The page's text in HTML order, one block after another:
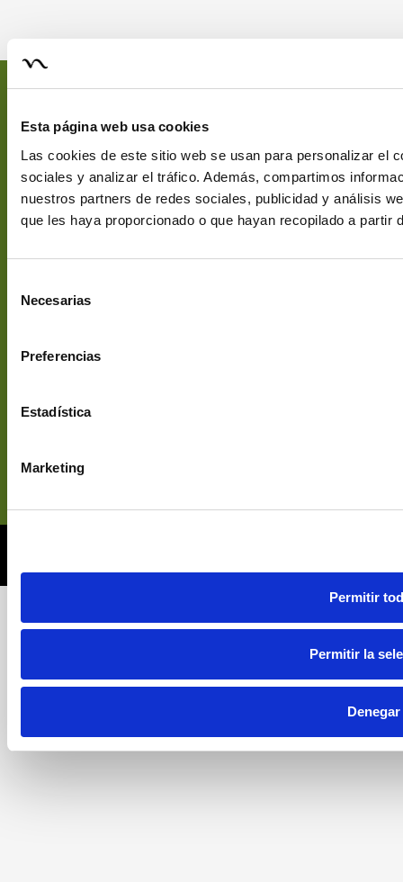
Esta página web usa cookies
Las cookies de este sitio web se usan para personalizar el
sociales y analizar el tráfico. Además, compartimos
nuestros partners de redes sociales, publicidad y análisis
que les haya proporcionado o que hayan recopilado a
Necesarias
Preferencias
Estadística
Marketing
Permitir
Permitir la
Denegar
Nectarán
En 1989 funda
NECTARÁN, una
empresa familiar
que desde
entonces
comercializa en
selección y
infusiones
Información
Términos y
Uso
Envíos y
Devoluciones
Política de
Dónde
C/ Puerto de
Panticosa, 5
28919
Leganés
[email protegido]
+34 913 116
S.L